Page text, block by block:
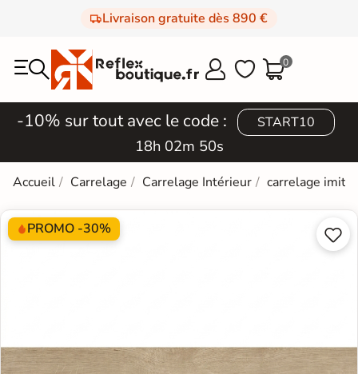
Livraison gratuite dès 890 €
  0
-10% sur tout avec le code : START10
18h 02m 49s
Accueil Carrelage Carrelage Intérieur carrelage
PROMO -30% 
